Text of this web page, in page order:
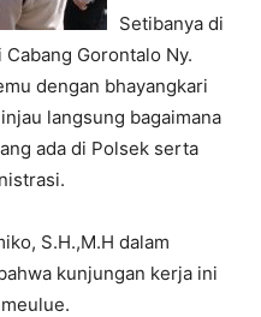
Setibanya di
Gorontalo Ny.
dengan bhayangkari
langsung bagaimana
ada di Polsek serta
S.H.,M.H dalam
kunjungan kerja ini